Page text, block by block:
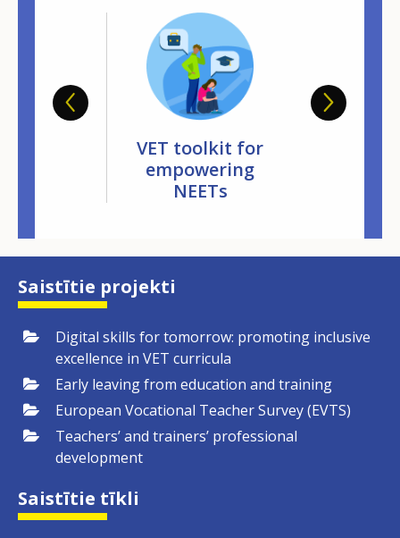
VET toolkit for
empowering
NEETs
Saistītie projekti
Digital skills for tomorrow: promoting inclusive
excellence in VET curricula
Early leaving from education and training
European Vocational Teacher Survey (EVTS)
Teachers’ and trainers’ professional
development
Saistītie tīkli